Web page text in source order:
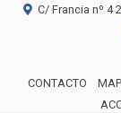
C/ Francia nº 4
CONTACTO